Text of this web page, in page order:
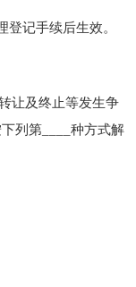
记手续后生效。
让及终止等发生争
列第____种方式解